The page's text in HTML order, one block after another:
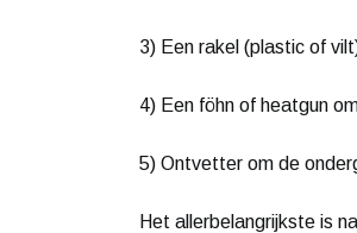
3) Een rakel (plastic of
4) Een föhn of heatgun
5) Ontvetter om de
Het allerbelangrijkste is